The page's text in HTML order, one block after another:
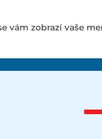
vám zobrazí vaše